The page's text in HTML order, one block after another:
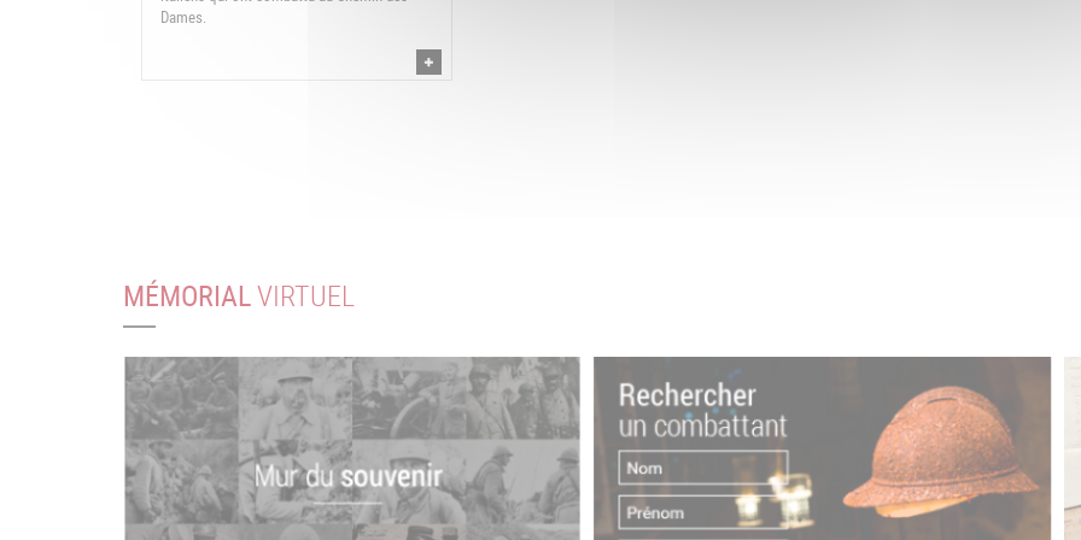
Dames.
MÉMORIALVIRTUEL